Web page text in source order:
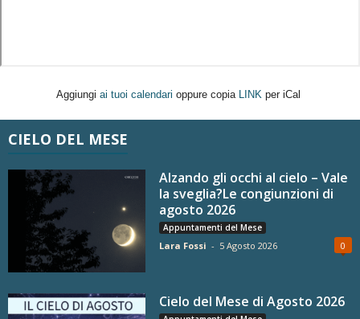
Aggiungi ai tuoi calendari oppure copia LINK per iCal
CIELO DEL MESE
Alzando gli occhi al cielo – Vale
la sveglia?Le congiunzioni di
agosto 2026
Appuntamenti del Mese
Lara Fossi - 5 Agosto 2026 0
Cielo del Mese di Agosto 2026